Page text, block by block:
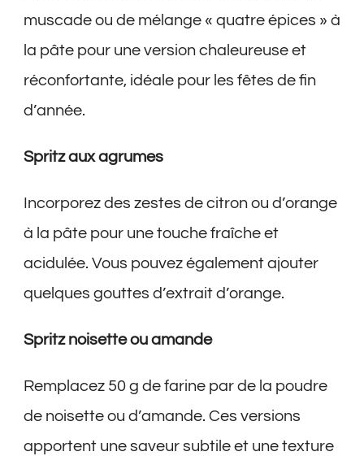
muscade ou de mélange « quatre épices » à
la pâte pour une version chaleureuse et
réconfortante, idéale pour les fêtes de fin
d’année.
Spritz aux agrumes
Incorporez des zestes de citron ou d’orange
à la pâte pour une touche fraîche et
acidulée. Vous pouvez également ajouter
quelques gouttes d’extrait d’orange.
Spritz noisette ou amande
Remplacez 50 g de farine par de la poudre
de noisette ou d’amande. Ces versions
apportent une saveur subtile et une texture